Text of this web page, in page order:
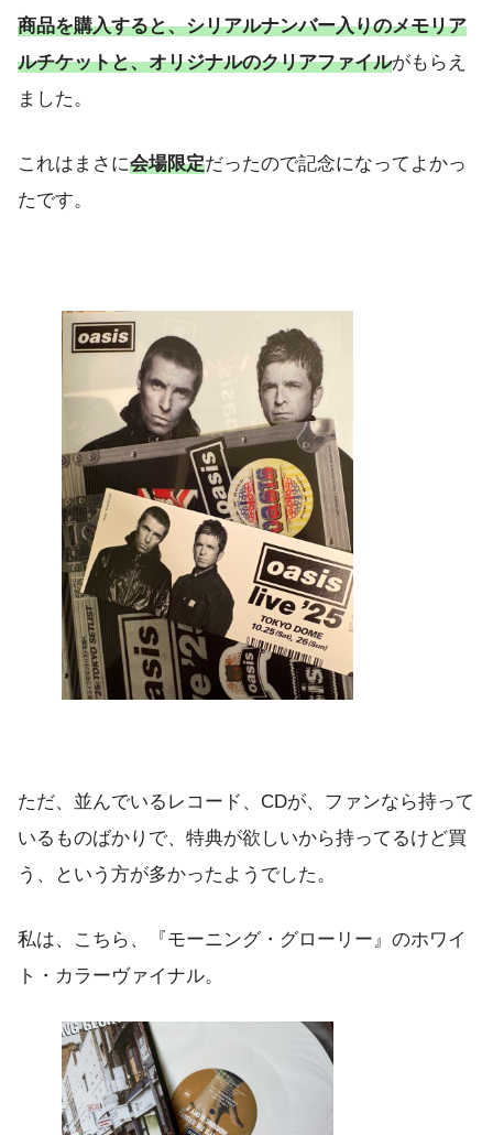
商品を購入すると、シリアルナンバー入りのメモリア
ルチケットと、オリジナルのクリアファイルがもらえ
ました。
これはまさに会場限定だったので記念になってよかっ
たです。
ただ、並んでいるレコード、CDが、ファンなら持って
いるものばかりで、特典が欲しいから持ってるけど買
う、という方が多かったようでした。
私は、こちら、『モーニング・グローリー』のホワイ
ト・カラーヴァイナル。